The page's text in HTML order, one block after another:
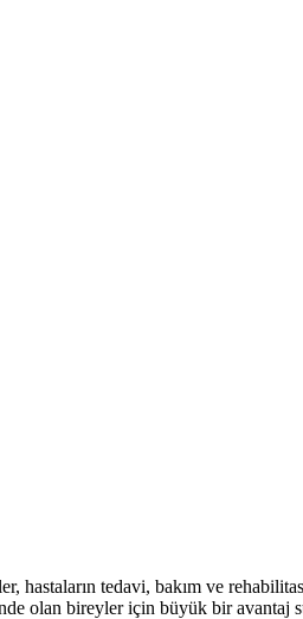
hastaların tedavi, bakım ve
olan bireyler için büyük bir avantaj